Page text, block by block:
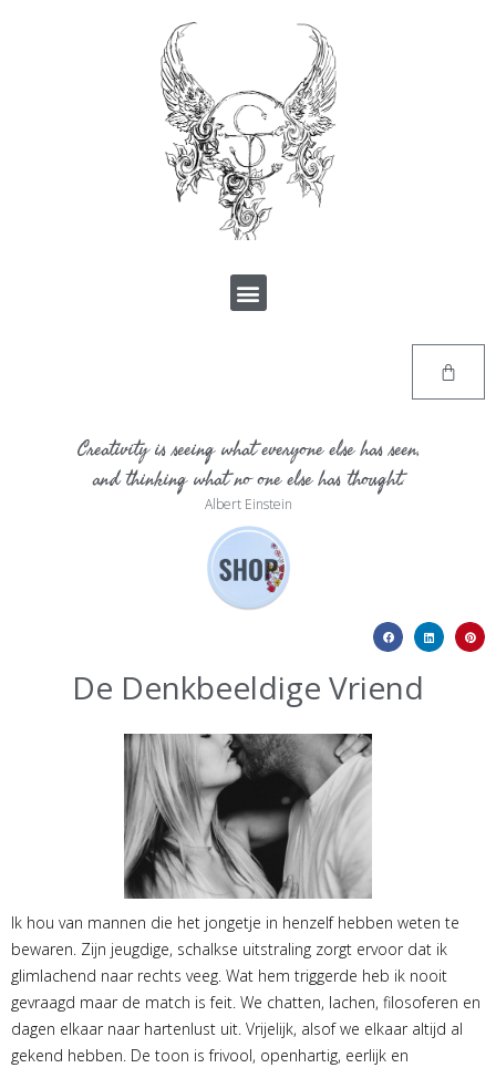
Creativity is seeing what everyone else has seen,
and thinking what no one else has thought.
Albert Einstein
De Denkbeeldige Vriend
Ik hou van mannen die het jongetje in henzelf hebben weten te
bewaren. Zijn jeugdige, schalkse uitstraling zorgt ervoor dat ik
glimlachend naar rechts veeg. Wat hem triggerde heb ik nooit
gevraagd maar de match is feit. We chatten, lachen, filosoferen en
dagen elkaar naar hartenlust uit. Vrijelijk, alsof we elkaar altijd al
gekend hebben. De toon is frivool, openhartig, eerlijk en